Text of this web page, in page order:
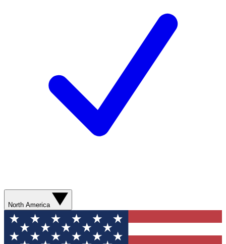
North America